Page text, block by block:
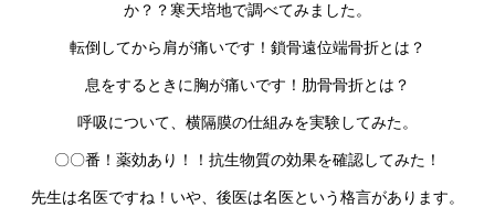
か？？寒天培地で調べてみました。
転倒してから肩が痛いです！鎖骨遠位端骨折とは？
息をするときに胸が痛いです！肋骨骨折とは？
呼吸について、横隔膜の仕組みを実験してみた。
〇〇番！薬効あり！！抗生物質の効果を確認してみた！
先生は名医ですね！いや、後医は名医という格言があります。